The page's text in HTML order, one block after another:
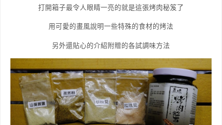
打開箱子最令人眼睛一亮的就是這張烤肉秘笈了
用可愛的畫風說明一些特殊的食材的烤法
另外還貼心的介紹附贈的各試調味方法